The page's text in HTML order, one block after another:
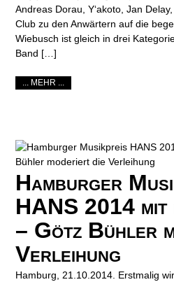
Andreas Dorau, Y‘akoto, Jan
Club zu den Anwärtern auf die
Wiebusch ist gleich in drei
Band […]
... MEHR ...
Hamburger
HANS 2014
– Götz Bühler
Verleihung
Hamburg, 21.10.2014. Erstmalig